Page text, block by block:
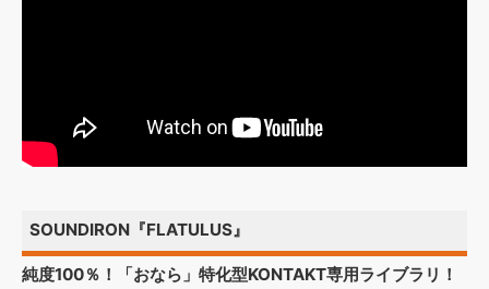
SOUNDIRON『FLATULUS』
純度100％！「おなら」特化型KONTAKT専用ライブラリ！